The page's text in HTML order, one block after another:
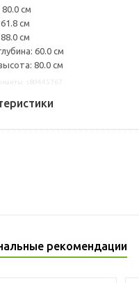
см
см
см
60.0 см
80.0 см
рекомендации